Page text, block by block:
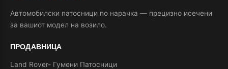
Автомобилски патосници по нарачка — прецизно исечени
за вашиот модел на возило.
ПРОДАВНИЦА
Land Rover- Гумени Патосници